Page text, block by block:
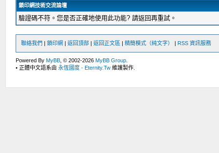
鎖印網技術交流論壇
驗證碼不符。您是否正確地使用此功能? 請返回再重試。
聯絡我們 |鎖印網 |返回頂部 |返回正文區 |精簡模式（純文字） | RSS 資訊服務
Powered ByMyBB , © 2002-2026MyBB Group
• 正體中文語系由永恆國度 - Eternity.Tw 維護製作.